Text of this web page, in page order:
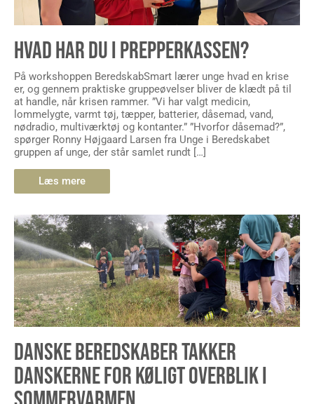
HVAD HAR DU I PREPPERKASSEN?
På workshoppen BeredskabSmart lærer unge hvad en krise
er, og gennem praktiske gruppeøvelser bliver de klædt på til
at handle, når krisen rammer. ”Vi har valgt medicin,
lommelygte, varmt tøj, tæpper, batterier, dåsemad, vand,
nødradio, multiværktøj og kontanter.” ”Hvorfor dåsemad?”,
spørger Ronny Højgaard Larsen fra Unge i Beredskabet
gruppen af unge, der står samlet rundt […]
Læs mere
DANSKE BEREDSKABER TAKKER
DANSKERNE FOR KØLIGT OVERBLIK I